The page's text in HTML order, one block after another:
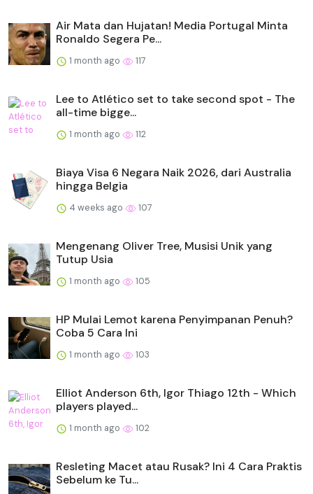
Air Mata dan Hujatan! Media Portugal Minta
Ronaldo Segera Pe...
1 month ago 117
Lee to Atlético set to take second spot - The
all-time bigge...
1 month ago 112
Biaya Visa 6 Negara Naik 2026, dari Australia
hingga Belgia
4 weeks ago 107
Mengenang Oliver Tree, Musisi Unik yang
Tutup Usia
1 month ago 105
HP Mulai Lemot karena Penyimpanan Penuh?
Coba 5 Cara Ini
1 month ago 103
Elliot Anderson 6th, Igor Thiago 12th - Which
players played...
1 month ago 102
Resleting Macet atau Rusak? Ini 4 Cara Praktis
Sebelum ke Tu...